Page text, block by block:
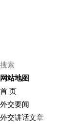
网站地图
首 页
外交要闻
外交讲话文章